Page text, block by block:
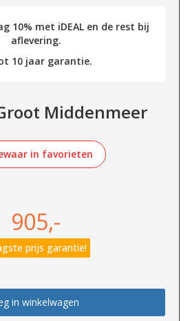
10% met iDEAL en de rest bij
aflevering.
10 jaar garantie.
Middenmeer
in favorieten
905,-
prijs garantie!
in winkelwagen